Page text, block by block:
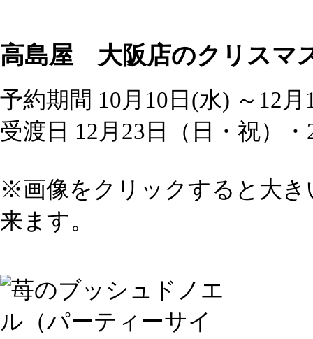
高島屋 大阪店のクリスマ
予約期間 10月10日(水) ～12月
受渡日 12月23日（日・祝）
※画像をクリックすると大
来ます。